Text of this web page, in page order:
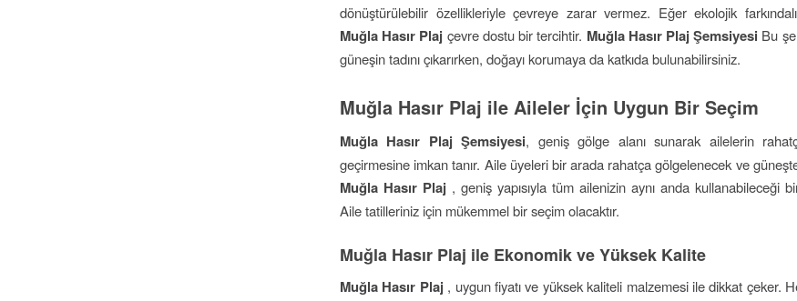
dönüştürülebilir özellikleriyle çevreye zarar vermez. Eğer ekolojik
Muğla Hasır Plaj çevre dostu bir tercihtir. Muğla Hasır Plaj Şemsiyesi Bu
güneşin tadını çıkarırken, doğayı korumaya da katkıda bulunabilirsiniz.
Muğla Hasır Plaj ile Aileler İçin Uygun Bir Seçim
Muğla Hasır Plaj Şemsiyesi, geniş gölge alanı sunarak ailelerin
geçirmesine imkan tanır. Aile üyeleri bir arada rahatça gölgelenecek ve
Muğla Hasır Plaj , geniş yapısıyla tüm ailenizin aynı anda kullanabileceği
Aile tatilleriniz için mükemmel bir seçim olacaktır.
Muğla Hasır Plaj ile Ekonomik ve Yüksek Kalite
Muğla Hasır Plaj , uygun fiyatı ve yüksek kaliteli malzemesi ile dikkat çeker.